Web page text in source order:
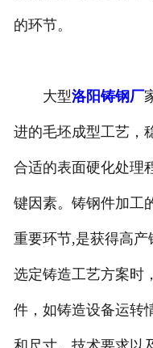
的环节。
大型洛阳铸钢厂
进的毛坯成型工艺，
合适的表面硬化处理
键因素。铸钢件加工
重要环节,是获得高
选定铸造工艺方案时
件，如铸造设备运转